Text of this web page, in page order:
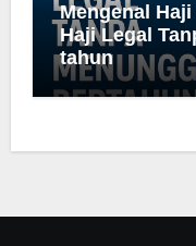
Mengenal
Haji Legal
tahun